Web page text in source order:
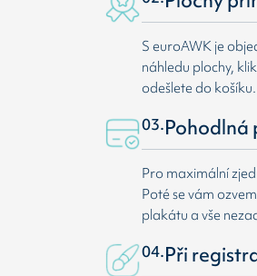
S euroAWK je
náhledu plochy,
odešlete do košíku.
03.
Pro maximální
Poté se vám
plakátu a vše
04.Při